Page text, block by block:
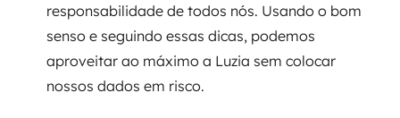
responsabilidade de todos nós. Usando o bom
senso e seguindo essas dicas, podemos
aproveitar ao máximo a Luzia sem colocar
nossos dados em risco.